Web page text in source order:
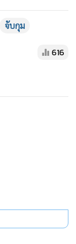
รยานยนต์ 255
จับกุม
616